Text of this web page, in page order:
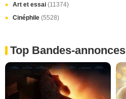
Art et essai (11374)
Cinéphile (5528)
Top Bandes-annonces